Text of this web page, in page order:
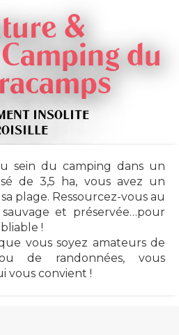
&
du
INSOLITE
sein du camping dans un
de 3,5 ha, vous avez un
plage. Ressourcez-vous au
et préservée…pour
!
vous soyez amateurs de
de randonnées, vous
vous convient !